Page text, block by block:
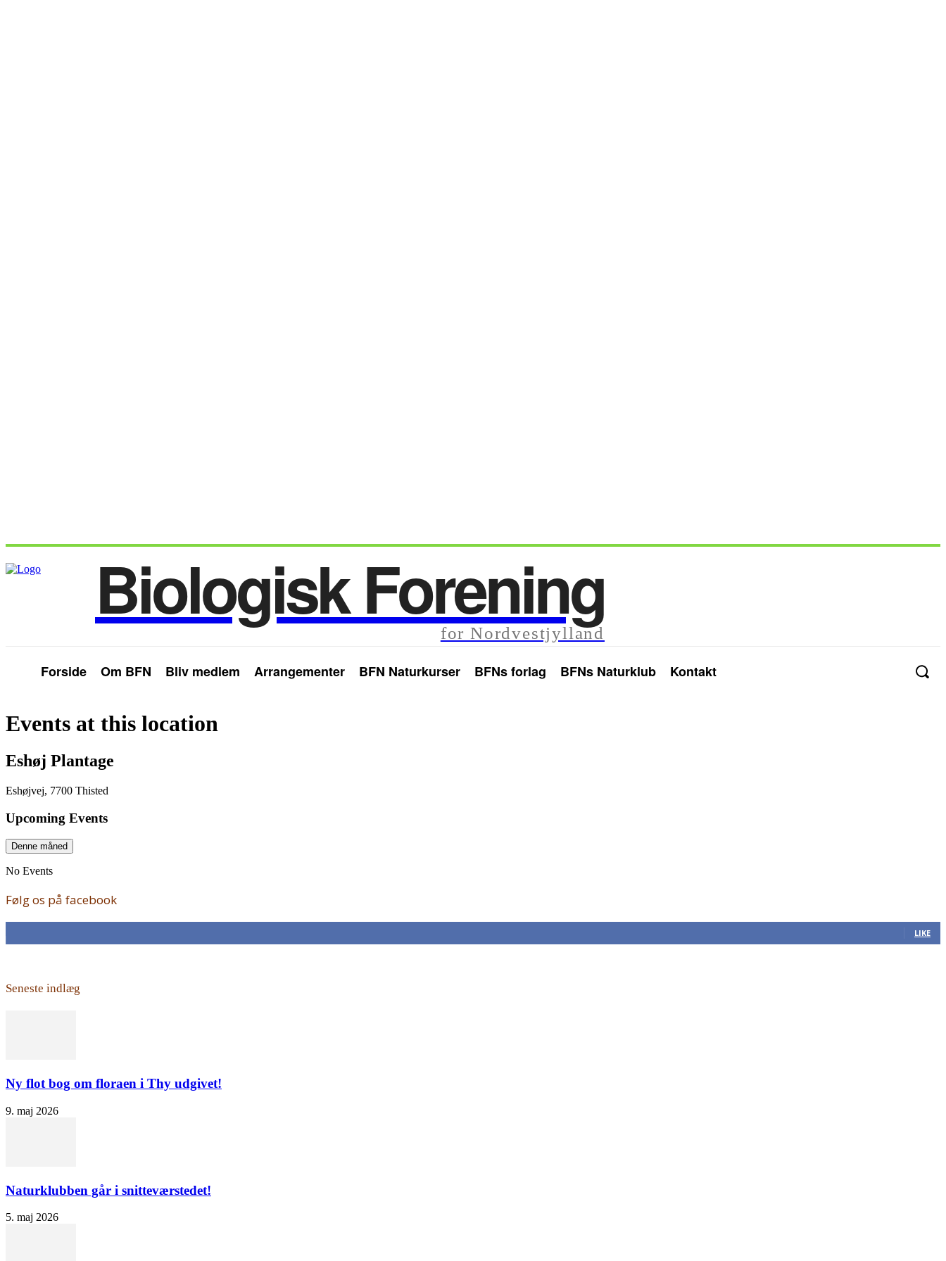
Biologisk Forening
for Nordvestjylland
Forside Om BFN Bliv medlem Arrangementer BFN Naturkurser BFNs forlag BFNs Naturklub Kontakt
Events at this location
Eshøj Plantage
Eshøjvej, 7700 Thisted
Upcoming Events
Denne måned
No Events
Følg os på facebook
LIKE
Seneste indlæg
Ny flot bog om floraen i Thy udgivet!
9. maj 2026
Naturklubben går i snitteværstedet!
5. maj 2026